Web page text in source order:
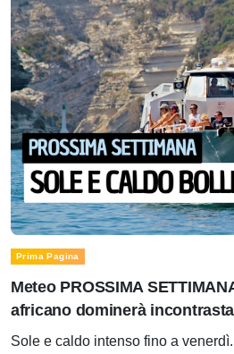
Prima Pagina
Meteo PROSSIMA
africano dominerà
Sole e caldo intenso fino a